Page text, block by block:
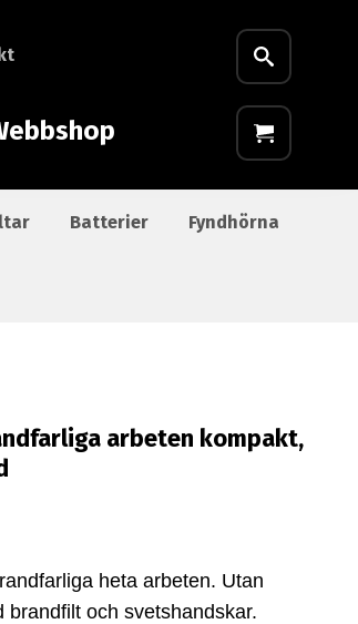
Batterier Fyndhörna
arbeten kompakt,
heta arbeten. Utan
brandfilt och svetshandskar.